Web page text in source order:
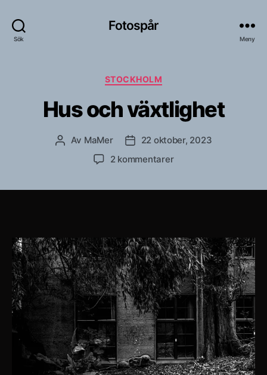
Sök
Fotospår
Meny
Kategorier
STOCKHOLM
Hus och växtlighet
Inläggsförfattare
Av MaMer Inläggsdatum
22 oktober, 2023
2 kommentarertill